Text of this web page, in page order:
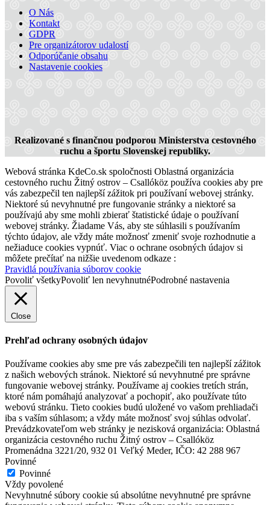
Thermalpark Dunajská Streda
O Nás
Kontakt
GDPR
Pre organizátorov udalostí
Odporúčanie obsahu
Nastavenie cookies
Realizované s finančnou podporou Ministerstva cestovného
ruchu a športu Slovenskej republiky.
Webová stránka KdeCo.sk spoločnosti Oblastná organizácia
cestovného ruchu Žitný ostrov – Csallóköz používa cookies aby pre
vás zabezpečil ten najlepší zážitok pri používaní webovej stránky.
Niektoré sú nevyhnutné pre fungovanie stránky a niektoré sa
používajú aby sme mohli zbierať štatistické údaje o používaní
webovej stránky. Žiadame Vás, aby ste súhlasili s používaním
týchto údajov, ale vždy máte možnosť zmeniť svoje rozhodnutie a
nežiaduce cookies vypnúť. Viac o ochrane osobných údajov si
môžete prečítať na nižšie uvedenom odkaze :
Pravidlá používania súborov cookie
Povoliť všetkyPovoliť len nevyhnutnéPodrobné nastavenia
Close
Prehľad ochrany osobných údajov
Používame cookies aby sme pre vás zabezpečili ten najlepší zážitok
z našich webových stránok. Niektoré sú nevyhnutné pre správne
fungovanie webovej stránky. Používame aj cookies tretích strán,
ktoré nám pomáhajú analyzovať a pochopiť, ako používate túto
webovú stránku. Tieto cookies budú uložené vo vašom prehliadači
iba s vaším súhlasom; a vždy máte možnosť svoj súhlas odvolať.
Prevádzkovateľom web stránky je nezisková organizácia: Oblastná
organizácia cestovného ruchu Žitný ostrov – Csallóköz
Promenádna 3221/20, 932 01 Veľký Meder, IČO: 42 288 967
Povinné
Povinné
Vždy povolené
Nevyhnutné súbory cookie sú absolútne nevyhnutné pre správne